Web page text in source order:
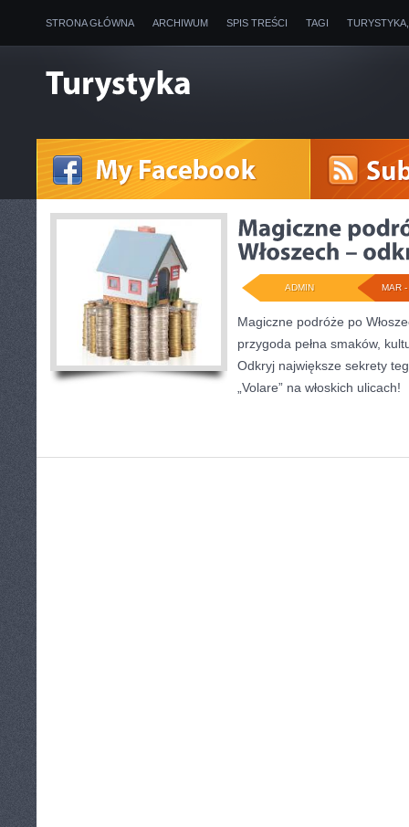
STRONA GŁÓWNA ARCHIWUM SPIS TREŚCI TAGI
MAR
ADMIN
Magiczne podróże po
przygoda pełna smaków,
Odkryj największe sekrety
„Volare” na włoskich ulicach!